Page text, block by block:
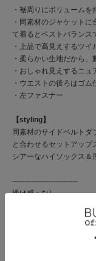
・裾周りにボリューム
・同素材のジャケット
て着るとベストバランス
・上品で高見えするツイ
・柔らかい生地だから
・おしゃれ見えするニ
・ウエストの後ろはゴ
・左ファスナー
【styling】
同素材のサイドベルトダ
と合わせるセットアップ
シアーなハイソックス＆
---------------------------
透け感：なし